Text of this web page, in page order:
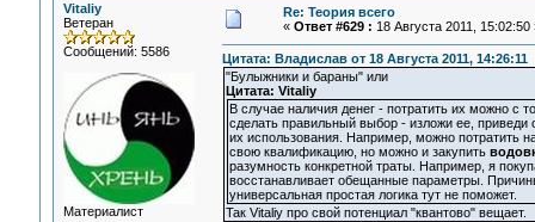
Vitaliy
Ветеран
Сообщений: 5586
Материалист
Re: Теория всего
« Ответ #629 : 18 Августа 2011, 15:02:50
Цитата: Владислав от 18 Августа 2011, 14:26:11
"Булыжники и бараны" или
Цитата: Vitaliy
В случае наличия денег - потратить их можно с
сделать правильный выбор - изложи ее, приведи
их использования. Например, можно потратить
свою квалификацию, но можно и закупить
разумность конкретной траты. Например, я
восстанавливает обещанные параметры.
универсальная простая логика тут не поможет.
Так Vitaliy про свой потенциал "квантово" вещает.